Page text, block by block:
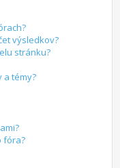
výsledkov?
stránku?
a témy?
fóra?